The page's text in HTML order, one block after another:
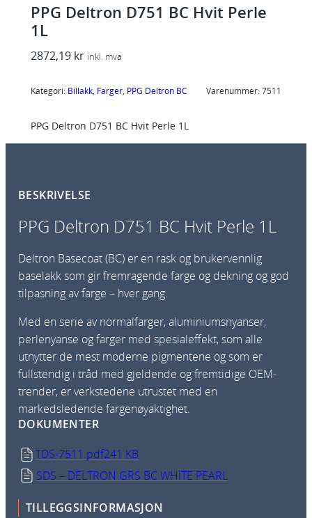
PPG Deltron D751 BC Hvit Perle
1L
2872,19 kr inkl. mva
Kategori: Billakk, Farger, PPG Deltron BC Varenummer:7511
PPG Deltron D751 BC Hvit Perle 1L
BESKRIVELSE
PPG Deltron D751 BC Hvit Perle 1L
Deltron Basecoat (BC) er en rask og brukervennlig
baselakk som gir fremragende farge og dekning og god
tilpasning av farge – hver gang.
Med en serie av normalfarger, aluminiumsnyanser,
perlenyanse og farger med spesialeffekt, som alle
utnytter de mest moderne pigmentene og som er
fullstendig i tråd med gjeldende og fremtidige OEM-
trender, er verkstedene utrustet med en
markedsledende fargenøyaktighet.
DOKUMENTER
TDS-7511.pdf241 KB
SDS – DELTRON GRS BC WHITE PEARL
TILLEGGSINFORMASJON